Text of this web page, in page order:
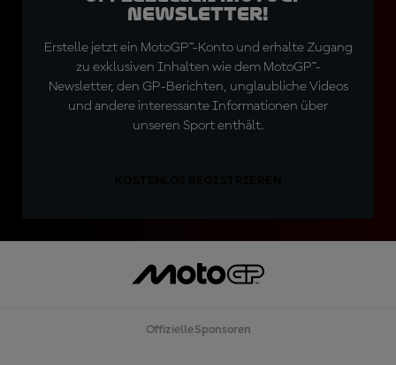
Newsletter!
Erstelle jetzt ein MotoGP™-Konto und erhalte Zugang
zu exklusiven Inhalten wie dem MotoGP™-
Newsletter, den GP-Berichten, unglaubliche Videos
und andere interessante Informationen über
unseren Sport enthält.
Offizielle Sponsoren